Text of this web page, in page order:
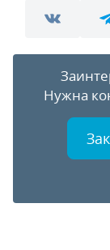
Нужна